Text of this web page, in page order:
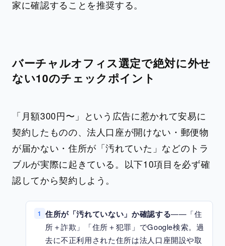
家に確認することを推奨する。
バーチャルオフィス選定で絶対に外せ
ない10のチェックポイント
「月額300円〜」という広告に惹かれて安易に
契約したものの、法人口座が開けない・郵便物
が届かない・住所が「汚れていた」などのトラ
ブルが実際に起きている。以下10項目を必ず確
認してから契約しよう。
1 住所が「汚れていない」か確認する——「住
所＋詐欺」「住所＋犯罪」でGoogle検索。過
去に不正利用された住所は法人口座開設や取